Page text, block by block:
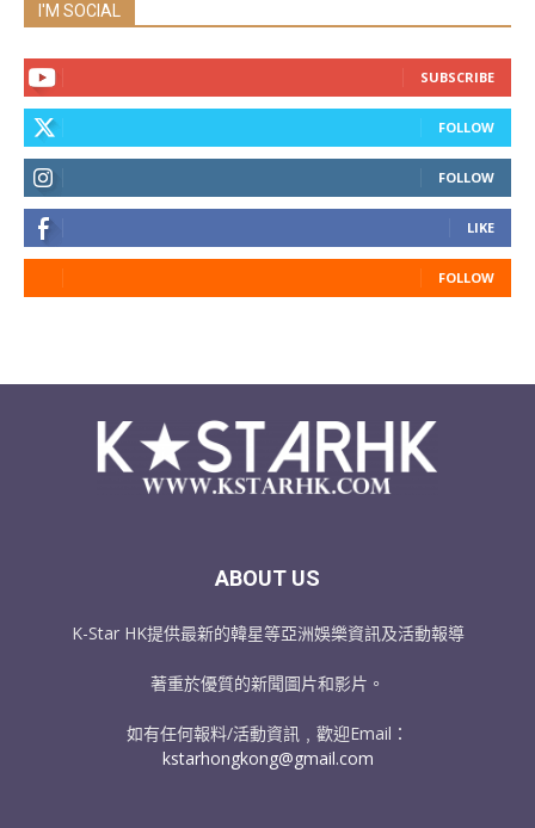
I'M SOCIAL
SUBSCRIBE
FOLLOW
FOLLOW
LIKE
FOLLOW
ABOUT US
K-Star HK提供最新的韓星等亞洲娛樂資訊及活動報導
著重於優質的新聞圖片和影片。
如有任何報料/活動資訊﹐歡迎Email：
kstarhongkong@gmail.com